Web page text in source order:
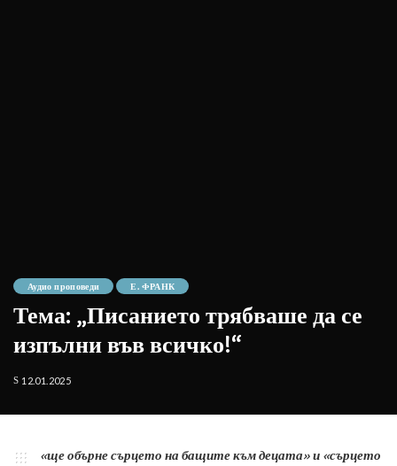
Аудио проповеди Е. ФРАНК
Тема: „Писанието трябваше да се
изпълни във всичко!“
12.01.2025
«ще обърне сърцето на бащите към децата» и «сърцето